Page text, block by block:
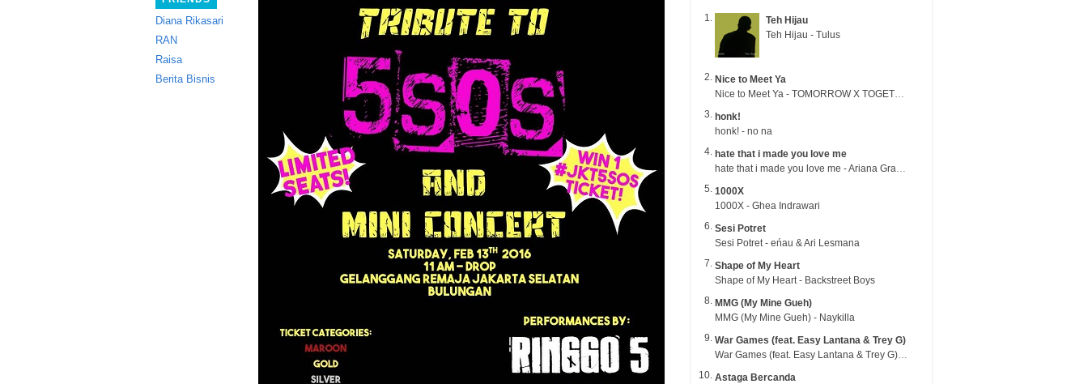
Diana Rikasari
RAN
Raisa
Berita Bisnis
Teh Hijau
Teh Hijau - Tulus
Nice to Meet Ya
Nice to Meet Ya - TOMORROW X TOGETHER
honk!
honk! - no na
hate that i made you love me
hate that i made you love me - Ariana Grande
1000X
1000X - Ghea Indrawari
Sesi Potret
Sesi Potret - eńau & Ari Lesmana
Shape of My Heart
Shape of My Heart - Backstreet Boys
MMG (My Mine Gueh)
MMG (My Mine Gueh) - Naykilla
War Games (feat. Easy Lantana & Trey G)
War Games (feat. Easy Lantana & Trey G) - Trub
Astaga Bercanda